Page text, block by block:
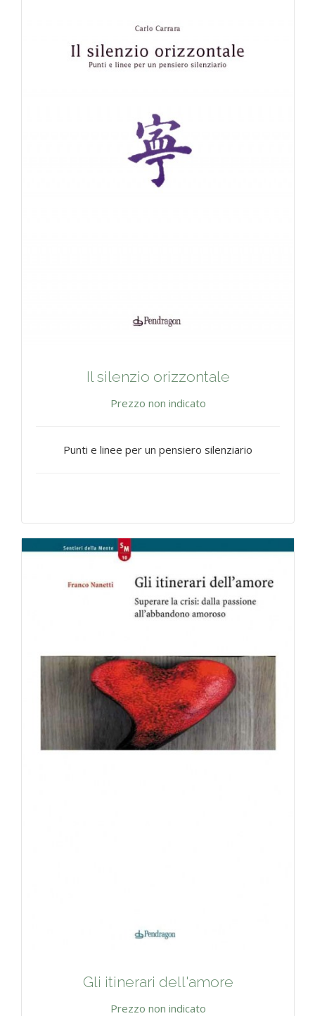
Il silenzio orizzontale
Prezzo non indicato
Punti e linee per un pensiero silenziario
Gli itinerari dell'amore
Prezzo non indicato